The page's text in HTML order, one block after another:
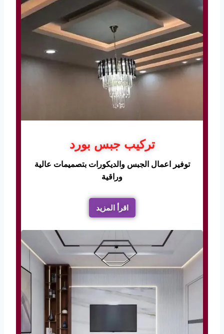
تركيب جبس بورد
توفير اعمال الجبس والديكورات بتصميمات عالية
وراقية
اقرأ المزيد